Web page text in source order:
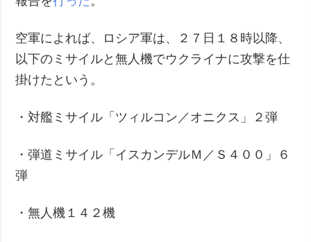
空軍によれば、ロシア軍は、２７日１８時以降、
以下のミサイルと無人機でウクライナに攻撃を仕
掛けたという。
・対艦ミサイル「ツィルコン／オニクス」２弾
・弾道ミサイル「イスカンデルＭ／Ｓ４００」６
弾
・無人機１４２機